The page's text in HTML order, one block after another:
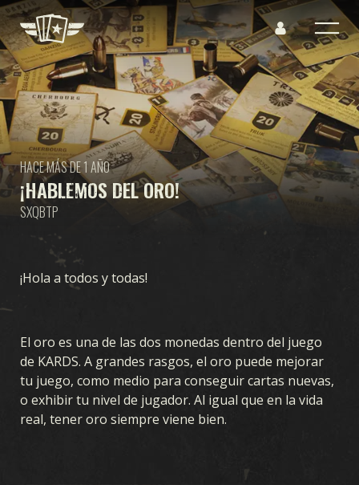
¡HABLEMOS DEL ORO!
HACE MÁS DE 1 AÑO
SXQBTP
¡Hola a todos y todas!
El oro es una de las dos monedas dentro del juego
de KARDS. A grandes rasgos, el oro puede mejorar
tu juego, como medio para conseguir cartas nuevas,
o exhibir tu nivel de jugador. Al igual que en la vida
real, tener oro siempre viene bien.